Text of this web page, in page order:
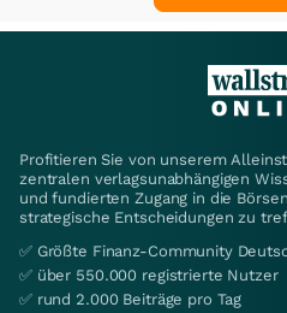
Profitieren Sie von unserem
zentralen verlagsunabhängigen
und fundierten Zugang in die
strategische Entscheidungen zu
✅ Größte Finanz-Community
✅ über 550.000 registrierte Nutzer
✅ rund 2.000 Beiträge pro Tag